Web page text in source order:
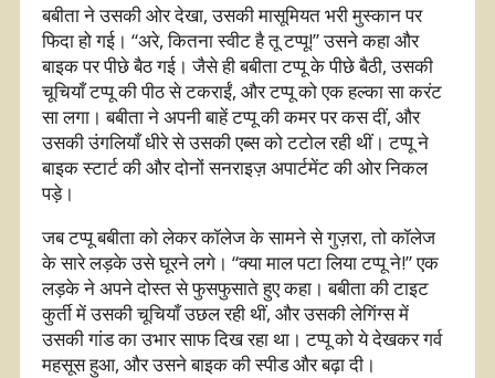
बबीता ने उसकी ओर देखा, उसकी मासूमियत भरी मुस्कान पर
फिदा हो गई। “अरे, कितना स्वीट है तू टप्पू!” उसने कहा और
बाइक पर पीछे बैठ गई। जैसे ही बबीता टप्पू के पीछे बैठी, उसकी
चूचियाँ टप्पू की पीठ से टकराईं, और टप्पू को एक हल्का सा करंट
सा लगा। बबीता ने अपनी बाहें टप्पू की कमर पर कस दीं, और
उसकी उंगलियाँ धीरे से उसकी एब्स को टटोल रही थीं। टप्पू ने
बाइक स्टार्ट की और दोनों सनराइज़ अपार्टमेंट की ओर निकल
पड़े।
जब टप्पू बबीता को लेकर कॉलेज के सामने से गुज़रा, तो कॉलेज
के सारे लड़के उसे घूरने लगे। “क्या माल पटा लिया टप्पू ने!” एक
लड़के ने अपने दोस्त से फुसफुसाते हुए कहा। बबीता की टाइट
कुर्ती में उसकी चूचियाँ उछल रही थीं, और उसकी लेगिंग्स में
उसकी गांड का उभार साफ दिख रहा था। टप्पू को ये देखकर गर्व
महसूस हुआ, और उसने बाइक की स्पीड और बढ़ा दी।